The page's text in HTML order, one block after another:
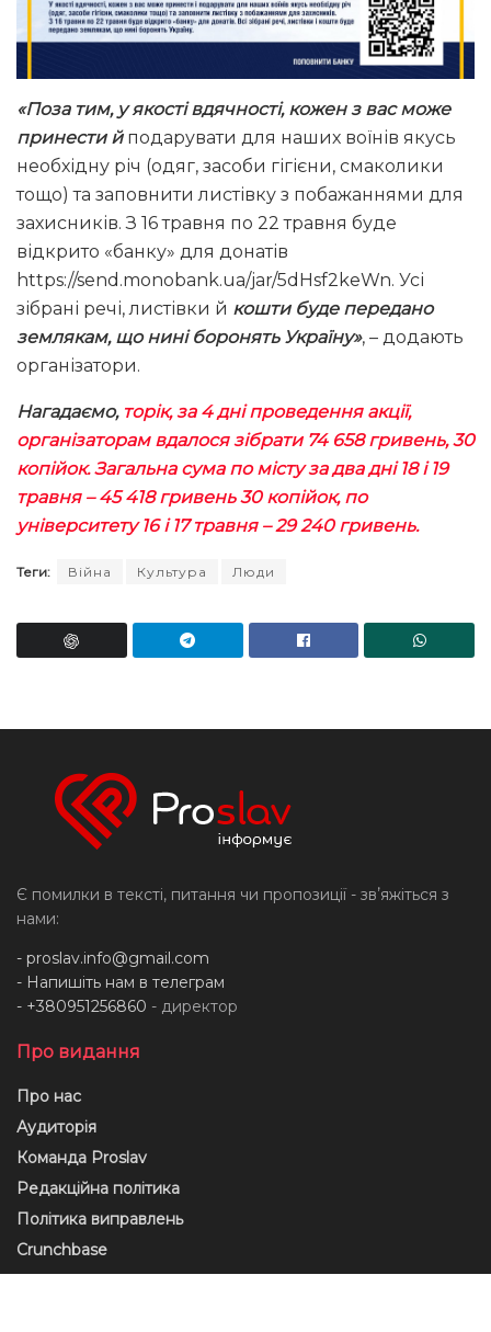
«Поза тим, у якості вдячності, кожен з вас може
принести йподарувати для наших воїнів якусь
необхідну річ (одяг, засоби гігієни, смаколики
тощо) та заповнити листівку з побажаннями для
захисників. З 16 травня по 22 травня буде
відкрито «банку» для донатів
https://send.monobank.ua/jar/5dHsf2keWn. Усі
зібрані речі, листівки й кошти буде передано
землякам, що нині боронять Україну», – додають
організатори.
Нагадаємо, торік, за 4 дні проведення акції,
організаторам вдалося зібрати 74 658 гривень, 30
копійок. Загальна сума по місту за два дні 18 і 19
травня – 45 418 гривень 30 копійок, по
університету 16 і 17 травня – 29 240 гривень.
Теги: Війна Культура Люди
Є помилки в тексті, питання чи пропозиції - звʼяжіться з
нами:
- proslav.info@gmail.com
- Напишіть нам в телеграм
- +380951256860 - директор
Про видання
Про нас
Аудиторія
Команда Proslav
Редакційна політика
Політика виправлень
Crunchbase